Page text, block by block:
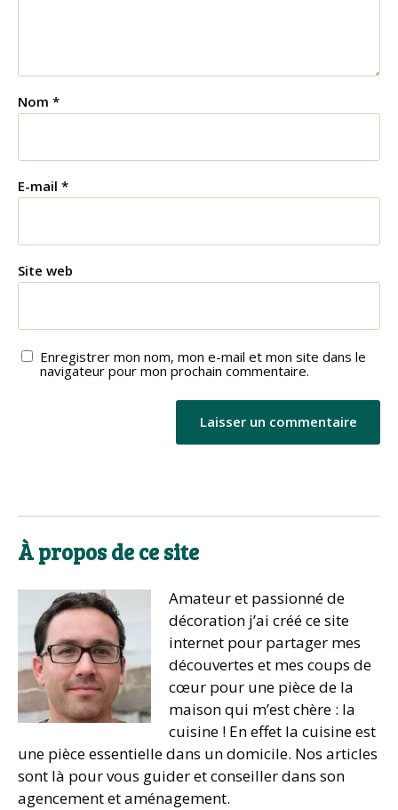
Nom *
E-mail *
Site web
Enregistrer mon nom, mon e-mail et mon site dans le
navigateur pour mon prochain commentaire.
À propos de ce site
Amateur et passionné de
décoration j’ai créé ce site
internet pour partager mes
découvertes et mes coups de
cœur pour une pièce de la
maison qui m’est chère : la
cuisine ! En effet la cuisine est
une pièce essentielle dans un domicile. Nos articles
sont là pour vous guider et conseiller dans son
agencement et aménagement.